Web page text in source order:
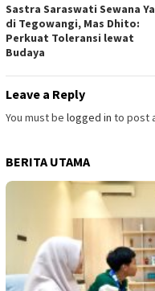
Sastra Saraswati Sewana
di Tegowangi, Mas Dhito:
Perkuat Toleransi lewat
Budaya
Leave a Reply
You must be logged in to post
BERITA UTAMA